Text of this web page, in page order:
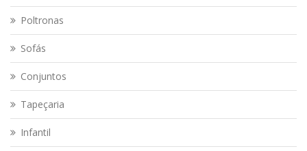
Poltronas
Sofás
Conjuntos
Tapeçaria
Infantil